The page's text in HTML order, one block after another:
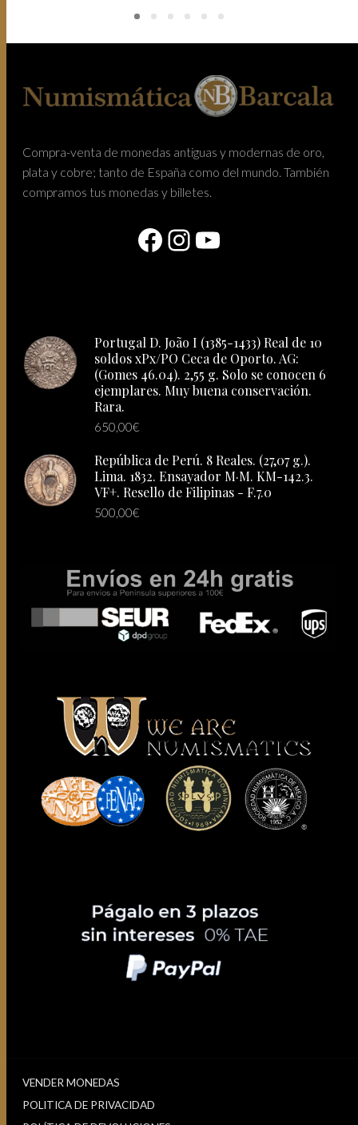
Compra-venta de monedas antiguas y modernas de oro,
plata y cobre; tanto de España como del mundo. También
compramos tus monedas y billetes.
Facebook
Instagram
YouTube
Portugal D. João I (1385-1433) Real de 10
soldos xPx/PO Ceca de Oporto. AG:
(Gomes 46.04). 2,55 g. Solo se conocen 6
ejemplares. Muy buena conservación.
Rara.
650,00€
República de Perú. 8 Reales. (27,07 g.).
Lima. 1832. Ensayador M·M. KM-142.3.
VF+. Resello de Filipinas - F.7.0
500,00€
VENDER MONEDAS
POLITICA DE PRIVACIDAD